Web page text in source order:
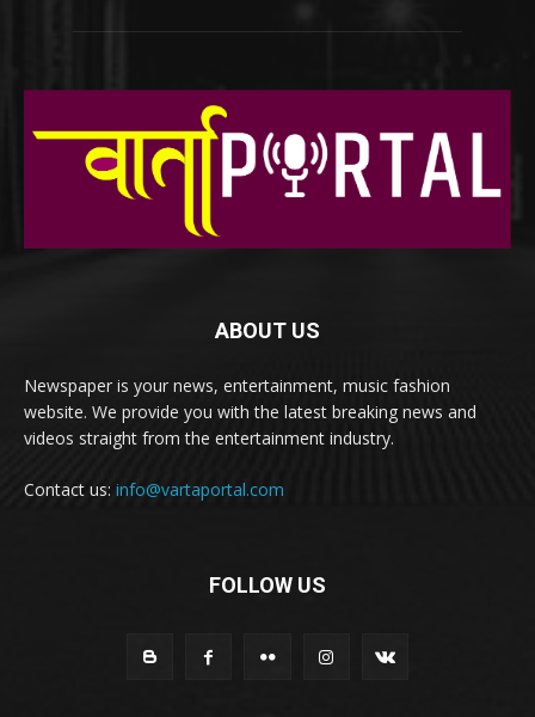
ABOUT US
Newspaper is your news, entertainment, music fashion
website. We provide you with the latest breaking news and
videos straight from the entertainment industry.
Contact us: info@vartaportal.com
FOLLOW US